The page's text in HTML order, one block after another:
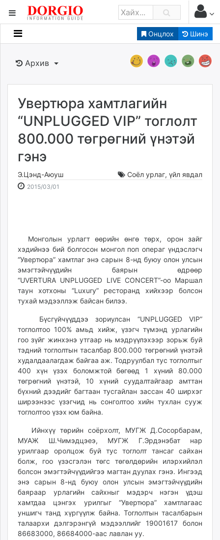
Онцлох Шинэ
Мэдээллийн
Банк санхүү
Бизнес ААН
Төрийн
Нийслэлийн
dorgio.mn
Gogo.mn
news.mn
zindaa.mn
mnb.mn
Livetv.mn
Eguur.mn
24tsag.mn
shuud.mn
eagle.mn
zarig.mn
today.mn
zuv.mn
mminfo.mn
ugluu.mn
urlag.mn
unen.mn
asu.mn
shuurhai.mn
unuudur.mn
isee.mn
mglradio.com
fact.mn
itoim.mn
tumen.mn
shuum.mn
times.mn
Архив
Увертюра хамтлагийн
“UNPLUGGED VIP” тоглолт
800.000 төгрөгний үнэтэй
гэнэ
Э.Цэнд-Аюуш Соёл урлаг, үйл явдал
2015/03/01
Монголын урлагт өөрийн өнгө төрх, орон зайг
хэдийнээ бий болгосон монгол поп операг үндэслэгч
“Увертюра” хамтлаг энэ сарын 8-нд буюу олон улсын
эмэгтэйчүүдийн баярын өдрөөр
“UVERTURA UNPLUGGED LIVE CONCERT”-оо Маршал
таун хотхоны “Luxury” ресторанд хийхээр болсон
тухай мэдээллэж байсан билээ.
Бүсгүйчүүддээ зориулсан “UNPLUGGED VIP”
тоглолтоо 100% амьд хийж, үзэгч түмэнд урлагийн
гоо зүйг жинхэнэ утгаар нь мэдрүүлэхээр зорьж буй
тэдний тоглолтын тасалбар 800.000 төгрөгний үнэтэй
худалдаалагдаж байгаа аж. Тодруулбал тус тоглолтыг
400 хүн үзэх боломжтой бөгөөд 1 хүний 80.000
төгрөгний үнэтэй, 10 хүний суудалтайгаар амттан
бүхний дээдийг багтаан тусгайлан зассан 40 ширхэг
ширээнээс үзэгчид нь сонголтоо хийн тухлан сууж
тоглолтоо үзэх юм байна.
Ийнхүү төрийн соёрхолт, МУГЖ Д.Сосорбарам,
МУАЖ Ш.Чимэдцэеэ, МУГЖ Г.Эрдэнэбат нар
урилгаар оролцож буй тус тоглолт тансаг сайхан
болж, гоо үзэсгэлэн төгс төгөлдөрийн илэрхийлэл
болсон эмэгтэйчүүдийгээ магтан дуулах гэнэ. Ингээд
энэ сарын 8-нд буюу олон улсын эмэгтэйчүүдийн
баяраар урлагийн сайхныг мэдэрч нэгэн үдэш
хамтдаа цэнгэх урилгыг “Увертюра” хамтлагаас
уншигч танд хүргүүлж байна. Тоглолтын тасалбарын
талаархи дэлгэрэнгүй мэдээллийг 19001617 болон
86683000, 86684000-аас лавлан уу.